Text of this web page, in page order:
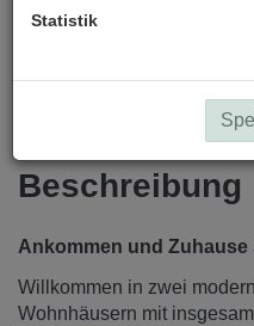
Beschreibung
Ankommen und Zuhause
Willkommen in zwei
Wohnhäusern mit
Statistik